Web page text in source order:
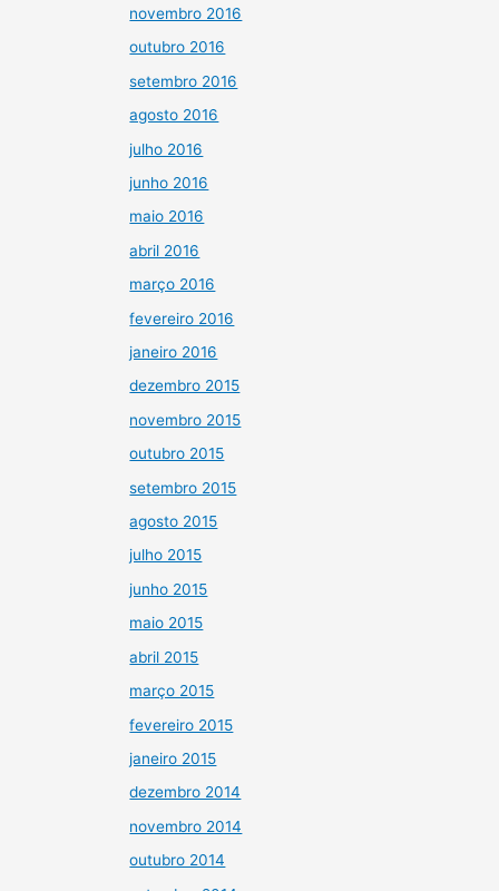
novembro 2016
outubro 2016
setembro 2016
agosto 2016
julho 2016
junho 2016
maio 2016
abril 2016
março 2016
fevereiro 2016
janeiro 2016
dezembro 2015
novembro 2015
outubro 2015
setembro 2015
agosto 2015
julho 2015
junho 2015
maio 2015
abril 2015
março 2015
fevereiro 2015
janeiro 2015
dezembro 2014
novembro 2014
outubro 2014